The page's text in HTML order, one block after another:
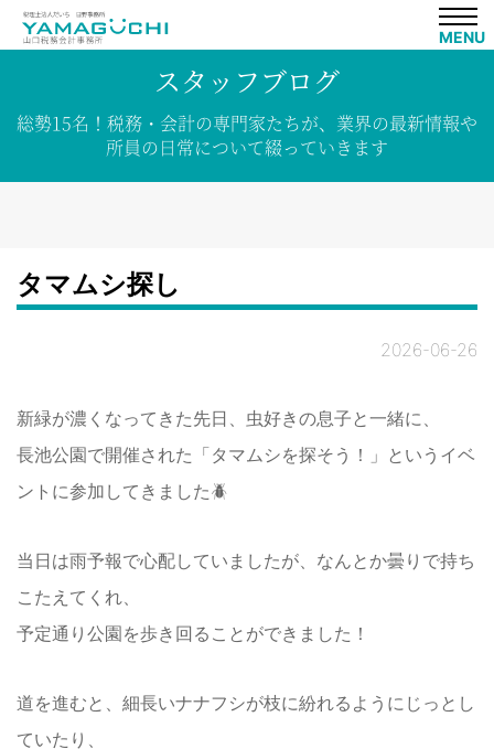
MENU
スタッフブログ
総勢15名！ 税務・会計の専門家たちが、 業界の最新情報や
所員の日常について綴っていきます
タマムシ探し
2026-06-26
新緑が濃くなってきた先日、虫好きの息子と一緒に、
長池公園で開催された「タマムシを探そう！」というイベ
ントに参加してきました🪲
当日は雨予報で心配していましたが、なんとか曇りで持ち
こたえてくれ、
予定通り公園を歩き回ることができました！
道を進むと、細長いナナフシが枝に紛れるようにじっとし
ていたり、